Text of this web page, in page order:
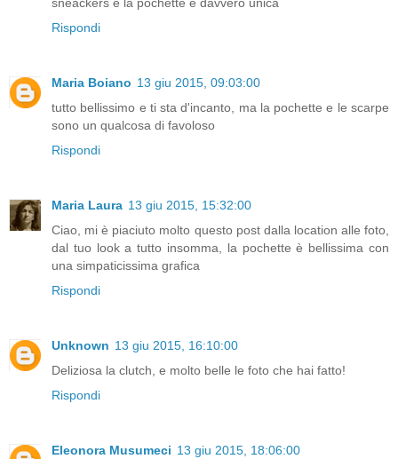
Rispondi
Maria Boiano 13 giu 2015, 09:03:00
tutto bellissimo e ti sta d'incanto, ma la pochette e le scarpe
sono un qualcosa di favoloso
Rispondi
Maria Laura 13 giu 2015, 15:32:00
Ciao, mi è piaciuto molto questo post dalla location alle foto,
dal tuo look a tutto insomma, la pochette è bellissima con
una simpaticissima grafica
Rispondi
Unknown 13 giu 2015, 16:10:00
Deliziosa la clutch, e molto belle le foto che hai fatto!
Rispondi
Eleonora Musumeci 13 giu 2015, 18:06:00